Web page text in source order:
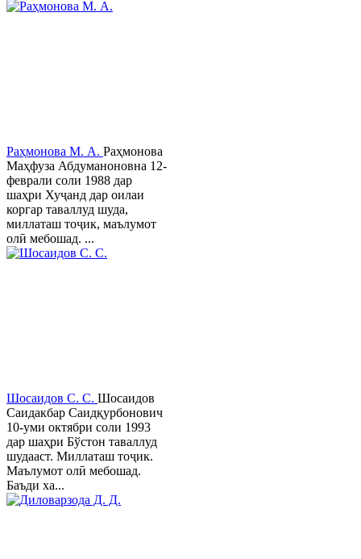
Раҳмонова М. А. Раҳмонова
Маҳфуза Абдуманоновна 12-
феврали соли 1988 дар
шаҳри Хуҷанд дар оилаи
коргар таваллуд шуда,
миллаташ тоҷик, маълумот
олӣ мебошад. ...
Шосаидов С. С. Шосаидов
Саидакбар Саидқурбонович
10-уми октябри соли 1993
дар шаҳри Бўстон таваллуд
шудааст. Миллаташ тоҷик.
Маълумот олӣ мебошад.
Баъди ха...